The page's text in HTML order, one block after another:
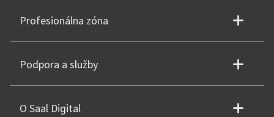
Profesionálna zóna
Podpora a služby
O Saal Digital